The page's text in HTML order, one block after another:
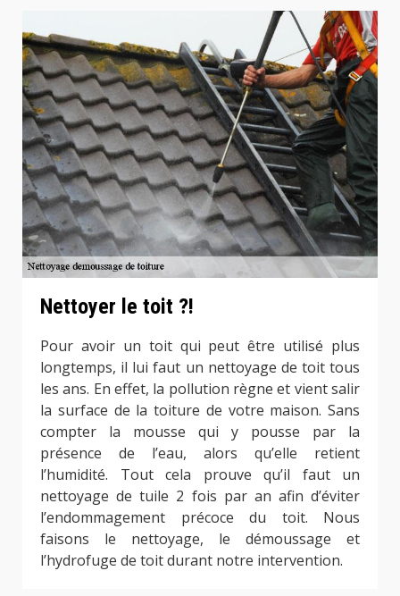
Nettoyer le toit ?!
Pour avoir un toit qui peut être utilisé plus
longtemps, il lui faut un nettoyage de toit tous
les ans. En effet, la pollution règne et vient salir
la surface de la toiture de votre maison. Sans
compter la mousse qui y pousse par la
présence de l’eau, alors qu’elle retient
l’humidité. Tout cela prouve qu’il faut un
nettoyage de tuile 2 fois par an afin d’éviter
l’endommagement précoce du toit. Nous
faisons le nettoyage, le démoussage et
l’hydrofuge de toit durant notre intervention.